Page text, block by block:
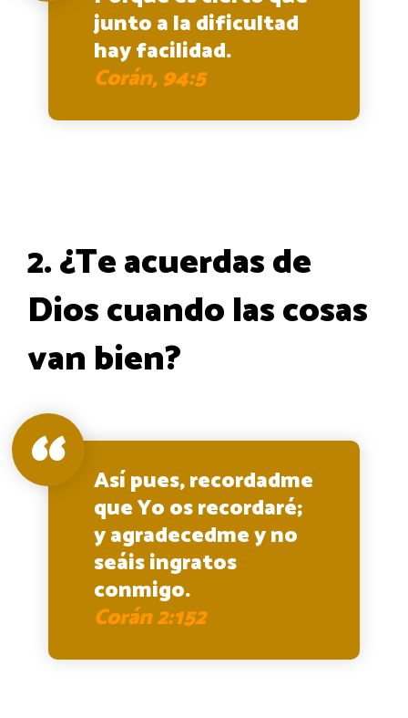
junto a la dificultad
hay facilidad.
Corán, 94:5
2. ¿Te acuerdas de
Dios cuando las cosas
van bien?
Así pues, recordadme
que Yo os recordaré;
y agradecedme y no
seáis ingratos
conmigo.
Corán 2:152